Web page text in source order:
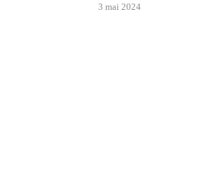
3 mai 2024